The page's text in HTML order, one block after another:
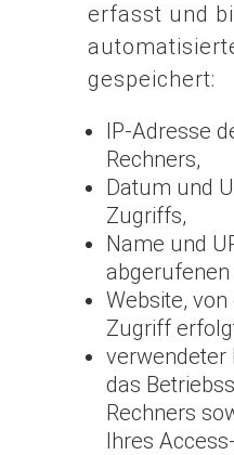
erfasst und
gespeichert:
IP-Adresse
Rechners,
Datum und
Zugriffs,
Name und
abgerufenen
Website,
Zugriff
verwendeter
das
Rechners
Ihres